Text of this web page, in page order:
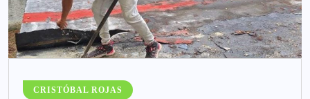
CRISTÓBAL ROJAS